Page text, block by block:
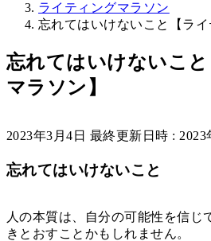
ライティングマラソン
忘れてはいけないこと【ライ
忘れてはいけないこ
マラソン】
2023年3月4日 最終更新日時 : 2023
忘れてはいけないこと
人の本質は、自分の可能性を信じ
きとおすことかもしれません。